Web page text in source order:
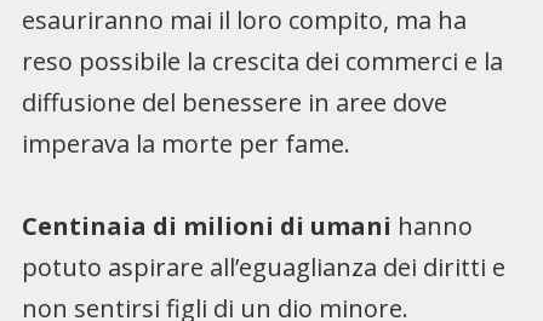
esauriranno mai il loro compito, ma ha
reso possibile la crescita dei commerci e la
diffusione del benessere in aree dove
imperava la morte per fame.
Centinaia di milioni di umani hanno
potuto aspirare all’eguaglianza dei diritti e
non sentirsi figli di un dio minore.